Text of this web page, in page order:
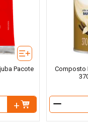
Pacote
Composto